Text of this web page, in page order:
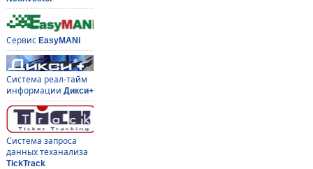
Сервис EasyMANi
Система реал-тайм
информации Дикси+
Система запроса
данных теханализа
TickTrack